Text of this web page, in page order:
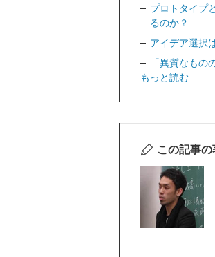
プロトタイプ
るのか？
アイデア選択
「異質なも
もっと読む
この記事